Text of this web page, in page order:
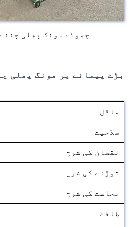
چھوٹے مونگ پھلی
بڑے پیمانے پر مونگ پھلی
ماڈل
صلاحیت
نقصان کی شرح
توڑنے کی شرح
نجاست کی شرح
طاقت